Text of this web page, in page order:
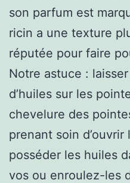
son parfum est
ricin a une texture
réputée pour faire
Notre astuce :
d’huiles sur les
chevelure des
prenant soin
posséder les huiles
vos ou enroulez-les